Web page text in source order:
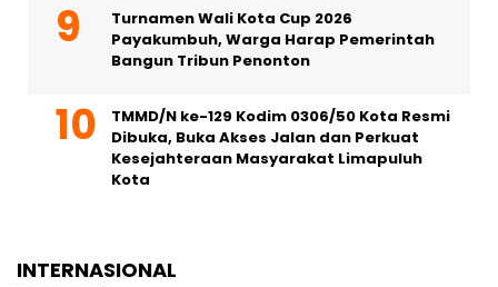
Turnamen Wali Kota Cup 2026
Payakumbuh, Warga Harap Pemerintah
Bangun Tribun Penonton
TMMD/N ke-129 Kodim 0306/50 Kota Resmi
Dibuka, Buka Akses Jalan dan Perkuat
Kesejahteraan Masyarakat Limapuluh
Kota
INTERNASIONAL